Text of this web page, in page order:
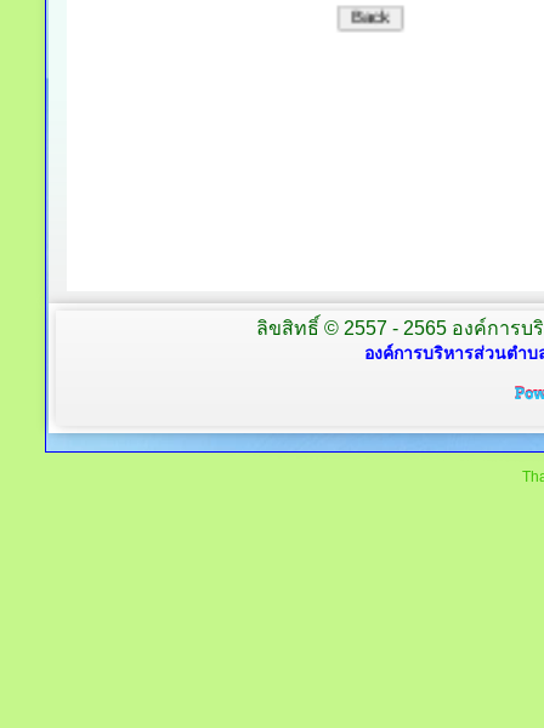
ลิขสิทธิ์ © 2557 - 2565 องค์การ
องค์การบริหารส่วนตำบ